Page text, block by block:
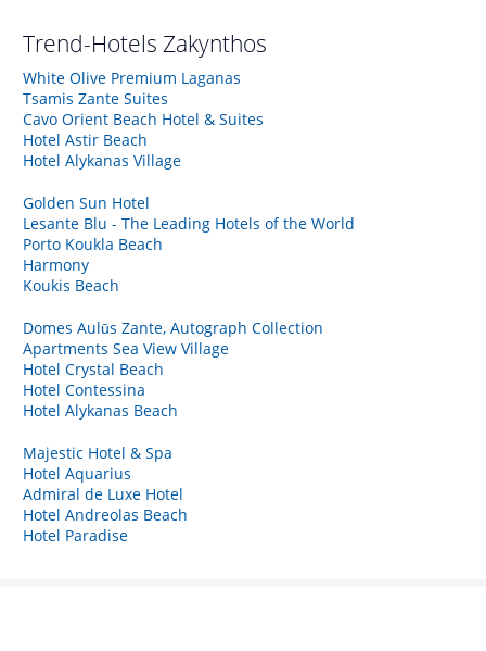
Trend-Hotels Zakynthos
White Olive Premium Laganas
Tsamis Zante Suites
Cavo Orient Beach Hotel & Suites
Hotel Astir Beach
Hotel Alykanas Village
Golden Sun Hotel
Lesante Blu - The Leading Hotels of the World
Porto Koukla Beach
Harmony
Koukis Beach
Domes Aulūs Zante, Autograph Collection
Apartments Sea View Village
Hotel Crystal Beach
Hotel Contessina
Hotel Alykanas Beach
Majestic Hotel & Spa
Hotel Aquarius
Admiral de Luxe Hotel
Hotel Andreolas Beach
Hotel Paradise